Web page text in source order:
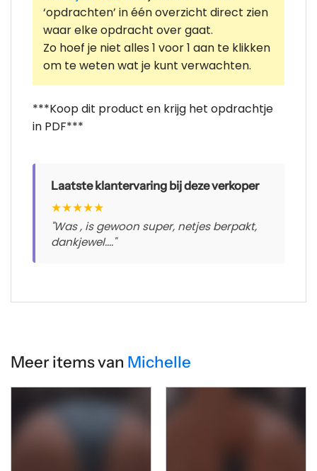
‘opdrachten’ in één overzicht direct zien
waar elke opdracht over gaat.
Zo hoef je niet alles 1 voor 1 aan te klikken
om te weten wat je kunt verwachten.
***Koop dit product en krijg het opdrachtje
in PDF***
Laatste klantervaring bij deze verkoper
★★★★★
"Was , is gewoon super, netjes berpakt,
dankjewel...."
Meer items van Michelle